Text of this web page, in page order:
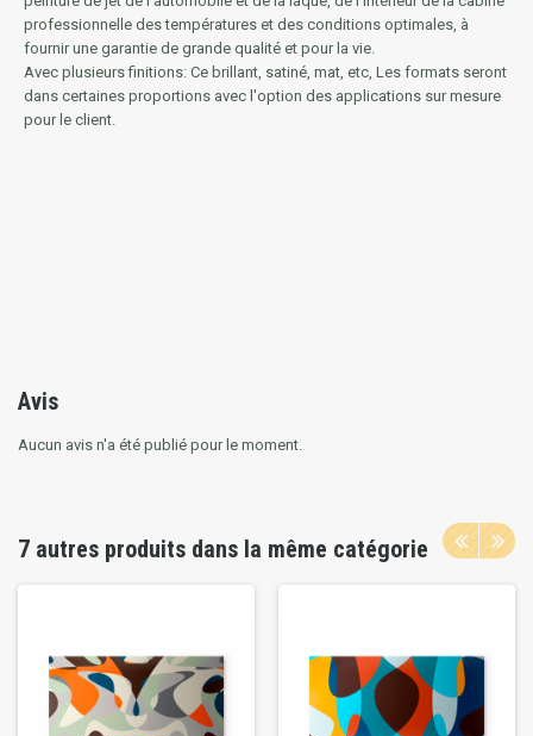
professionnelle des températures et des conditions optimales, à
fournir une garantie de grande qualité et pour la vie.
Avec plusieurs finitions: Ce brillant, satiné, mat, etc, Les formats seront
dans certaines proportions avec l'option des applications sur mesure
pour le client.
Avis
Aucun avis n'a été publié pour le moment.
7 autres produits dans la même catégorie